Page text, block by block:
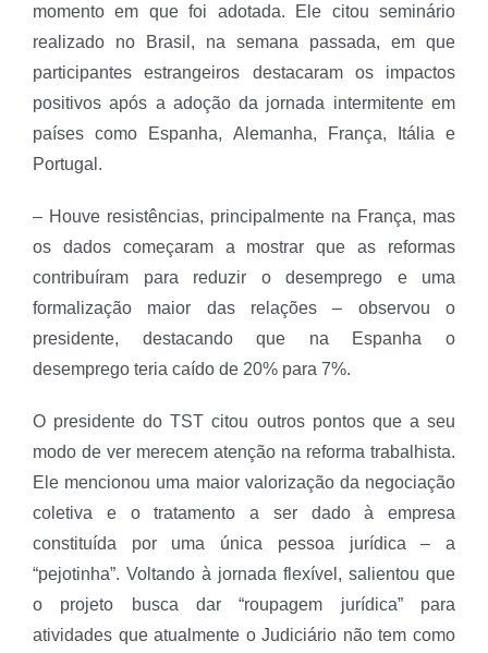
momento em que foi adotada. Ele citou seminário
realizado no Brasil, na semana passada, em que
participantes estrangeiros destacaram os impactos
positivos após a adoção da jornada intermitente em
países como Espanha, Alemanha, França, Itália e
Portugal.
– Houve resistências, principalmente na França, mas
os dados começaram a mostrar que as reformas
contribuíram para reduzir o desemprego e uma
formalização maior das relações – observou o
presidente, destacando que na Espanha o
desemprego teria caído de 20% para 7%.
O presidente do TST citou outros pontos que a seu
modo de ver merecem atenção na reforma trabalhista.
Ele mencionou uma maior valorização da negociação
coletiva e o tratamento a ser dado à empresa
constituída por uma única pessoa jurídica – a
“pejotinha”. Voltando à jornada flexível, salientou que
o projeto busca dar “roupagem jurídica” para
atividades que atualmente o Judiciário não tem como